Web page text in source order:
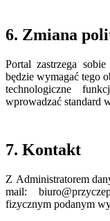
6. Zmiana
Portal zastrzega
będzie wymagać tego
technologiczne
wprowadzać standard
7. Kontakt
Z Administratorem
mail:
fizycznym podanym